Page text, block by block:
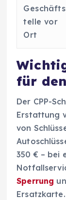
telle vor
Ort
für
Der CPP-
Erstattung
von
350 € – bei
Sperrung
Ersatzkarte.